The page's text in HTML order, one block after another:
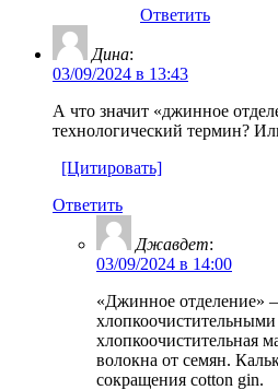
Ответить
Дина:
03/09/2024 в 13:43
А что значит «джинное
технологический термин?
[Цитировать]
Ответить
Джавдет:
03/09/2024 в 14:00
«Джинное отделение»
хлопкоочистительная
волокна от семян.
сокращения cotton gin.